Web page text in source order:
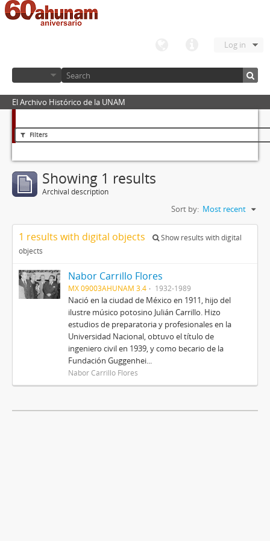
Log in
El Archivo Histórico de la UNAM
Filters
Showing 1 results
Archival description
Sort by: Most recent
1 results with digital objects
Show results with digital
objects
Nabor Carrillo Flores
MX 09003AHUNAM 3.4 1932-1989
Nació en la ciudad de México en 1911, hijo del
ilustre músico potosino Julián Carrillo. Hizo
estudios de preparatoria y profesionales en la
Universidad Nacional, obtuvo el título de
ingeniero civil en 1939, y como becario de la
Fundación Guggenhei...
Nabor Carrillo Flores